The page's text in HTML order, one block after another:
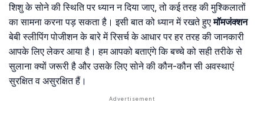
शिशु के सोने की स्थिति पर ध्यान न दिया जाए, तो कई तरह की मुश्किलातों
का सामना करना पड़ सकता है। इसी बात को ध्यान में रखते हुएमॉमजंक्शन
बेबी स्लीपिंग पोजीशन के बारे में रिसर्च के आधार पर हर तरह की जानकारी
आपके लिए लेकर आया है। हम आपको बताएंगे कि बच्चे को सही तरीके से
सुलाना क्यों जरूरी है और उसके लिए सोने की कौन-कौन सी अवस्थाएं
सुरक्षित व असुरक्षित हैं।